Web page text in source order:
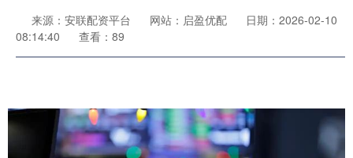
来源：安联配资平台 网站：启盈优配
日期：2026-02-10
08:14:40
查看：89